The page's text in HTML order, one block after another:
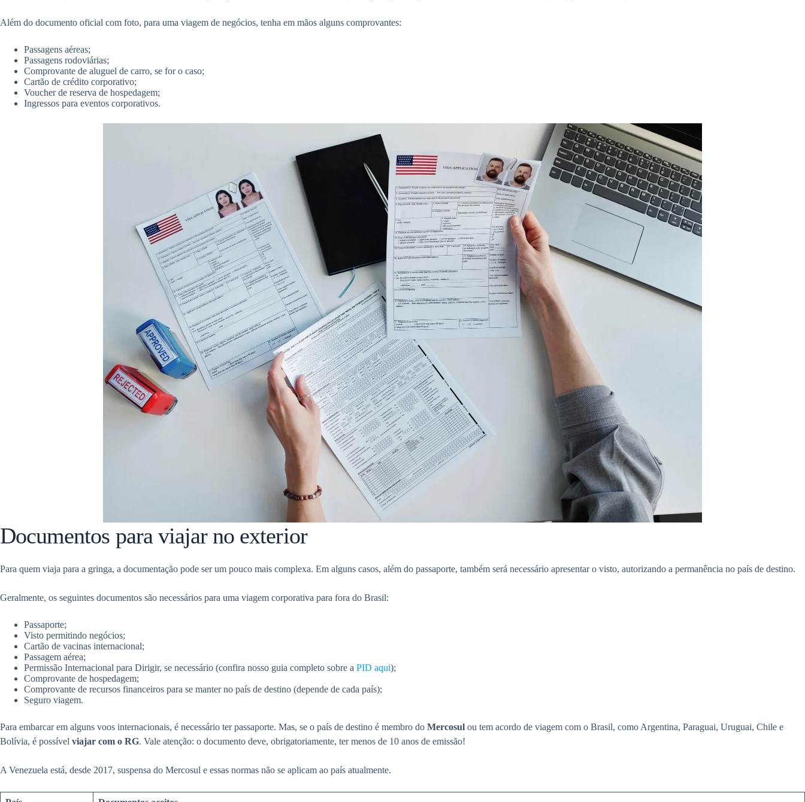
Além do documento oficial com foto, para uma viagem de negócios, tenha em mãos alguns comprovantes:
Passagens aéreas;
Passagens rodoviárias;
Comprovante de aluguel de carro, se for o caso;
Cartão de crédito corporativo;
Voucher de reserva de hospedagem;
Ingressos para eventos corporativos.
Documentos para viajar no exterior
Para quem viaja para a gringa, a documentação pode ser um pouco mais complexa. Em alguns casos, além do passaporte, também será necessário apresentar o visto, autorizando a permanência no país de destino.
Geralmente, os seguintes documentos são necessários para uma viagem corporativa para fora do Brasil:
Passaporte;
Visto permitindo negócios;
Cartão de vacinas internacional;
Passagem aérea;
Permissão Internacional para Dirigir, se necessário (confira nosso guia completo sobre a PID aqui);
Comprovante de hospedagem;
Comprovante de recursos financeiros para se manter no país de destino (depende de cada país);
Seguro viagem.
Para embarcar em alguns voos internacionais, é necessário ter passaporte. Mas, se o país de destino é membro do Mercosul ou tem acordo de viagem com o Brasil, como Argentina, Paraguai, Uruguai, Chile e
Bolívia, é possível viajar com o RG. Vale atenção: o documento deve, obrigatoriamente, ter menos de 10 anos de emissão!
A Venezuela está, desde 2017, suspensa do Mercosul e essas normas não se aplicam ao país atualmente.